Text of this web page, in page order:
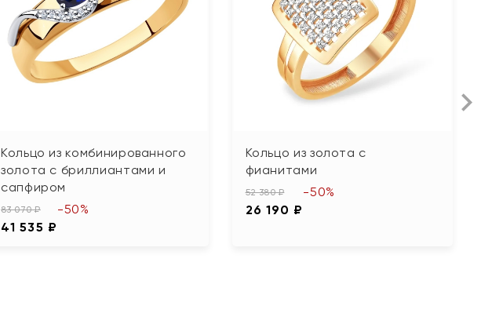
Кольцо из комбинированного
золота с бриллиантами и
сапфиром
83 070 ₽
41 535 ₽
-50%
Кольцо из золота с
фианитами
52 380 ₽
26 190 ₽
-50%